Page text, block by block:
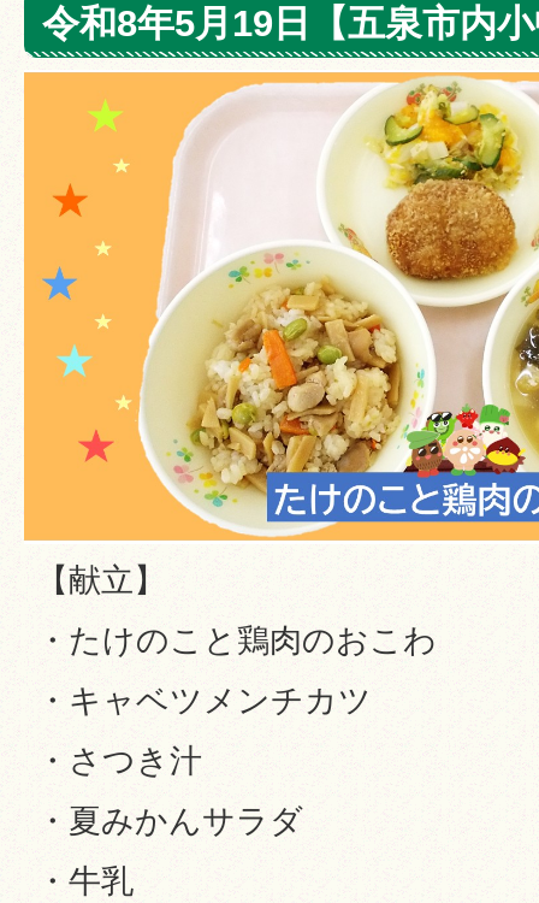
令和8年5月19日【五泉市内
【献立】
・たけのこと鶏肉のおこわ
・キャベツメンチカツ
・さつき汁
・夏みかんサラダ
・牛乳